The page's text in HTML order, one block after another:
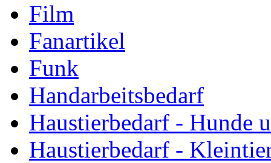
Film
Fanartikel
Funk
Handarbeitsbedarf
Haustierbedarf - Hunde
Haustierbedarf -